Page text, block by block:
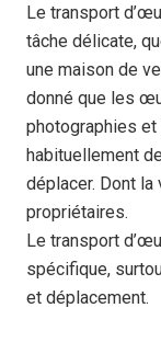
Le transport
tâche délicate,
une maison de
donné que les
photographies
habituellement
déplacer. Dont
propriétaires.
Le transport
spécifique,
et déplacement.